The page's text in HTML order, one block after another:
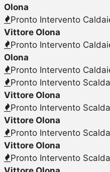
Olona
Pronto Intervento
Vittore Olona
Pronto Intervento
Olona
Pronto Intervento
Pronto Intervento
Vittore Olona
Pronto Intervento
Vittore Olona
Pronto Intervento
Vittore Olona
Pronto Intervento